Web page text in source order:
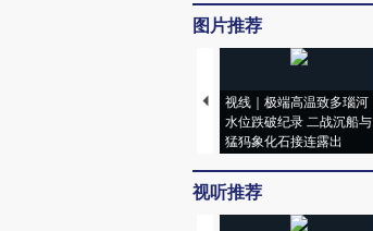
图片推荐
视线｜极端高温致多瑙河
水位跌破纪录 二战沉船与
猛犸象化石接连露出
视听推荐